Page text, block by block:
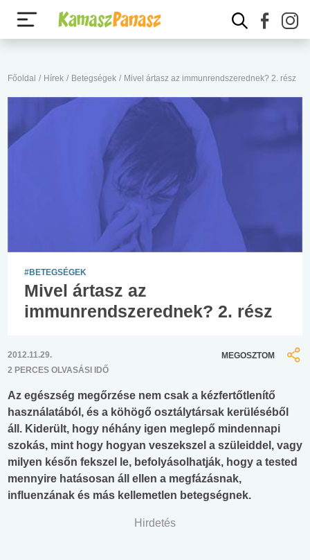
Főoldal / Hírek / Betegségek / Mivel ártasz az immunrendszerednek? 2. rész
#BETEGSÉGEK
Mivel ártasz az
immunrendszerednek? 2. rész
2012.11.29.
2 PERCES OLVASÁSI IDŐ
MEGOSZTOM
Az egészség megőrzése nem csak a kézfertőtlenítő
használatából, és a köhögő osztálytársak kerüléséből
áll. Kiderült, hogy néhány igen meglepő mindennapi
szokás, mint hogy hogyan veszekszel a szüleiddel, vagy
milyen későn fekszel le, befolyásolhatják, hogy a tested
mennyire hatásosan áll ellen a megfázásnak,
influenzának és más kellemetlen betegségnek.
Hirdetés